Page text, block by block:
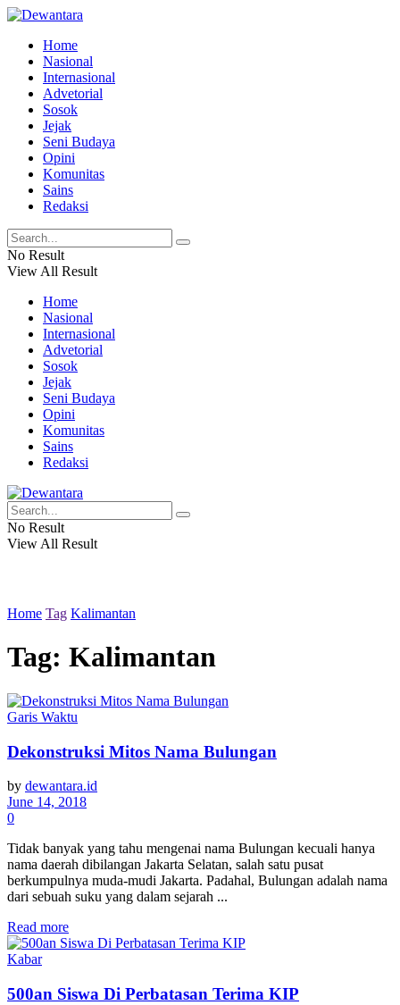
Home
Nasional
Internasional
Advetorial
Sosok
Jejak
Seni Budaya
Opini
Komunitas
Sains
Redaksi
No Result
View All Result
Home
Nasional
Internasional
Advetorial
Sosok
Jejak
Seni Budaya
Opini
Komunitas
Sains
Redaksi
No Result
View All Result
Home Tag Kalimantan
Tag: Kalimantan
Garis Waktu
Dekonstruksi Mitos Nama Bulungan
by dewantara.id
June 14, 2018
0
Tidak banyak yang tahu mengenai nama Bulungan kecuali hanya
nama daerah dibilangan Jakarta Selatan, salah satu pusat
berkumpulnya muda-mudi Jakarta. Padahal, Bulungan adalah nama
dari sebuah suku yang dalam sejarah ...
Read more
Kabar
500an Siswa Di Perbatasan Terima KIP